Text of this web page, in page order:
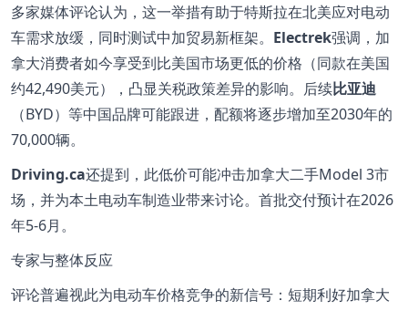
多家媒体评论认为，这一举措有助于特斯拉在北美应对电动
车需求放缓，同时测试中加贸易新框架。 Electrek强调，加
拿大消费者如今享受到比美国市场更低的价格（同款在美国
约42,490美元），凸显关税政策差异的影响。后续比亚迪
（BYD）等中国品牌可能跟进，配额将逐步增加至2030年的
70,000辆。
Driving.ca还提到，此低价可能冲击加拿大二手Model 3市
场，并为本土电动车制造业带来讨论。首批交付预计在2026
年5-6月。
专家与整体反应
评论普遍视此为电动车价格竞争的新信号：短期利好加拿大